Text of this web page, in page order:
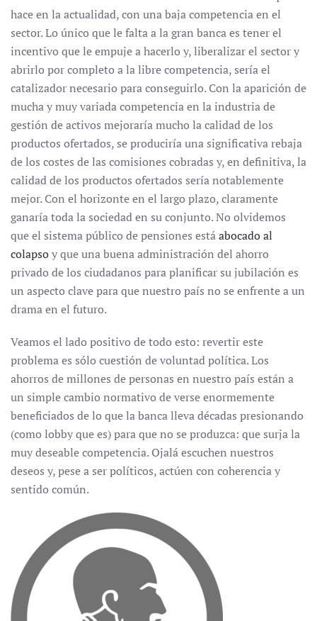
hace en la actualidad, con una baja competencia en el
sector. Lo único que le falta a la gran banca es tener el
incentivo que le empuje a hacerlo y, liberalizar el sector y
abrirlo por completo a la libre competencia, sería el
catalizador necesario para conseguirlo. Con la aparición de
mucha y muy variada competencia en la industria de
gestión de activos mejoraría mucho la calidad de los
productos ofertados, se produciría una significativa rebaja
de los costes de las comisiones cobradas y, en definitiva, la
calidad de los productos ofertados sería notablemente
mejor. Con el horizonte en el largo plazo, claramente
ganaría toda la sociedad en su conjunto. No olvidemos
que el sistema público de pensiones estáabocado al
colapsoy que una buena administración del ahorro
privado de los ciudadanos para planificar su jubilación es
un aspecto clave para que nuestro país no se enfrente a un
drama en el futuro.
Veamos el lado positivo de todo esto: revertir este
problema es sólo cuestión de voluntad política. Los
ahorros de millones de personas en nuestro país están a
un simple cambio normativo de verse enormemente
beneficiados de lo que la banca lleva décadas presionando
(como lobby que es) para que no se produzca: que surja la
muy deseable competencia. Ojalá escuchen nuestros
deseos y, pese a ser políticos, actúen con coherencia y
sentido común.